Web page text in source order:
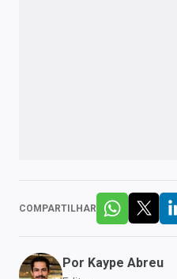
COMPARTILHAR
Por Kaype Abreu